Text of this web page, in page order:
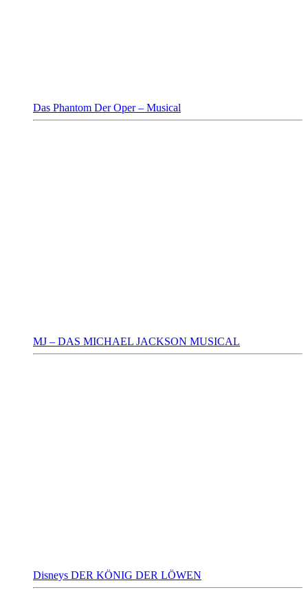
Das Phantom Der Oper – Musical
MJ – DAS MICHAEL JACKSON MUSICAL
Disneys DER KÖNIG DER LÖWEN